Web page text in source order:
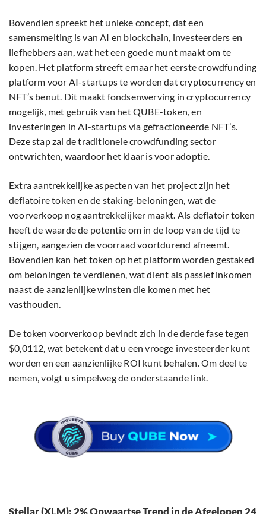
Bovendien spreekt het unieke concept, dat een
samensmelting is van AI en blockchain, investeerders en
liefhebbers aan, wat het een goede munt maakt om te
kopen. Het platform streeft ernaar het eerste crowdfunding
platform voor AI-startups te worden dat cryptocurrency en
NFT’s benut. Dit maakt fondsenwerving in cryptocurrency
mogelijk, met gebruik van het QUBE-token, en
investeringen in AI-startups via gefractioneerde NFT’s.
Deze stap zal de traditionele crowdfunding sector
ontwrichten, waardoor het klaar is voor adoptie.
Extra aantrekkelijke aspecten van het project zijn het
deflatoire token en de staking-beloningen, wat de
voorverkoop nog aantrekkelijker maakt. Als deflatoir token
heeft de waarde de potentie om in de loop van de tijd te
stijgen, aangezien de voorraad voortdurend afneemt.
Bovendien kan het token op het platform worden gestaked
om beloningen te verdienen, wat dient als passief inkomen
naast de aanzienlijke winsten die komen met het
vasthouden.
De token voorverkoop bevindt zich in de derde fase tegen
$0,0112, wat betekent dat u een vroege investeerder kunt
worden en een aanzienlijke ROI kunt behalen. Om deel te
nemen, volgt u simpelweg de onderstaande link.
Stellar (XLM): 2% Opwaartse Trend in de Afgelopen 24